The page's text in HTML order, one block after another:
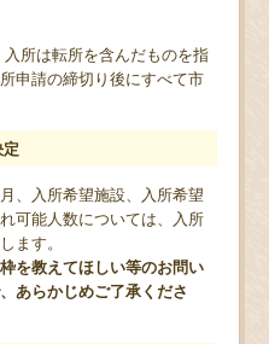
所は転所を含んだものを指
申請の締切り後にすべて市
、入所希望施設、入所希望
可能人数については、入所
ます。
を教えてほしい等のお問い
あらかじめご了承くださ